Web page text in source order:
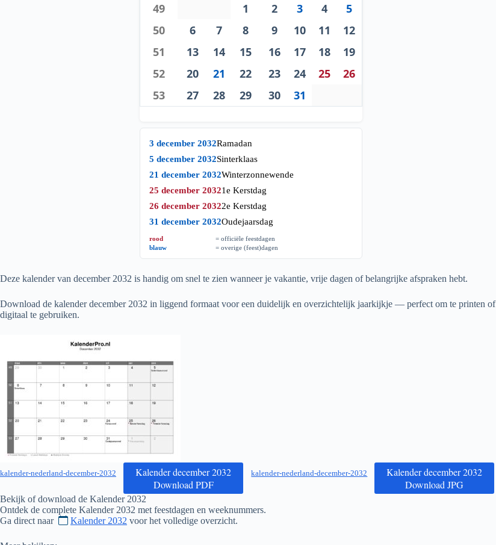
49
1 2 3 4
5
50
6 7 8 9 10 11
12
51
13 14 15 16 17 18
19
52
20 21 22 23 24 25
26
53
27 28 29 30 31
3 december 2032Ramadan
5 december 2032Sinterklaas
21 december 2032Winterzonnewende
25 december 20321e Kerstdag
26 december 20322e Kerstdag
31 december 2032Oudejaarsdag
rood
= officiële feestdagen
blauw
= overige (feest)dagen
Deze kalender van december 2032 is handig om snel te zien wanneer je vakantie, vrije dagen of belangrijke afspraken hebt.
Download de kalender december 2032 in liggend formaat voor een duidelijk en overzichtelijk jaarkijkje — perfect om te printen of
digitaal te gebruiken.
kalender-nederland-december-2032
Kalender december 2032
Download PDF
kalender-nederland-december-2032
Kalender december 2032
Download JPG
Bekijk of download de Kalender 2032
Ontdek de complete Kalender 2032 met feestdagen en weeknummers.
Ga direct naar
Kalender 2032 voor het volledige overzicht.